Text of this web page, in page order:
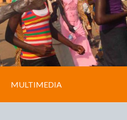
MULTIMEDIA